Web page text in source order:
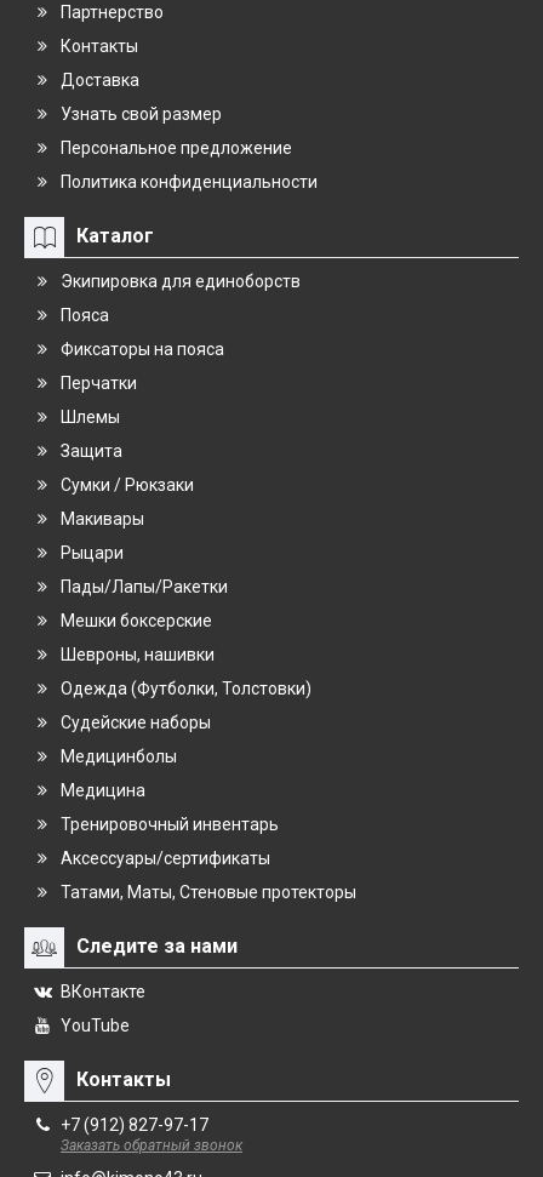
Партнерство
Контакты
Доставка
Узнать свой размер
Персональное предложение
Политика конфиденциальности
Каталог
Экипировка для единоборств
Пояса
Фиксаторы на пояса
Перчатки
Шлемы
Защита
Сумки / Рюкзаки
Макивары
Рыцари
Пады/Лапы/Ракетки
Мешки боксерские
Шевроны, нашивки
Одежда (Футболки, Толстовки)
Судейские наборы
Медицинболы
Медицина
Тренировочный инвентарь
Аксессуары/сертификаты
Татами, Маты, Стеновые протекторы
Следите за нами
ВКонтакте
YouTube
Контакты
+7 (912) 827-97-17
Заказать обратный звонок